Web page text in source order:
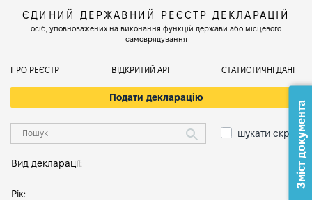
ЄДИНИЙ ДЕРЖАВНИЙ РЕЄСТР ДЕКЛАРАЦІЙ
осіб, уповноважених на виконання функцій держави або місцевого
самоврядування
ПРО РЕЄСТР ВІДКРИТИЙ АРІ СТАТИСТИЧНІ ДАНІ
Подати декларацію
шукати скрізь
Вид декларації:
Рік:
Зміст документа